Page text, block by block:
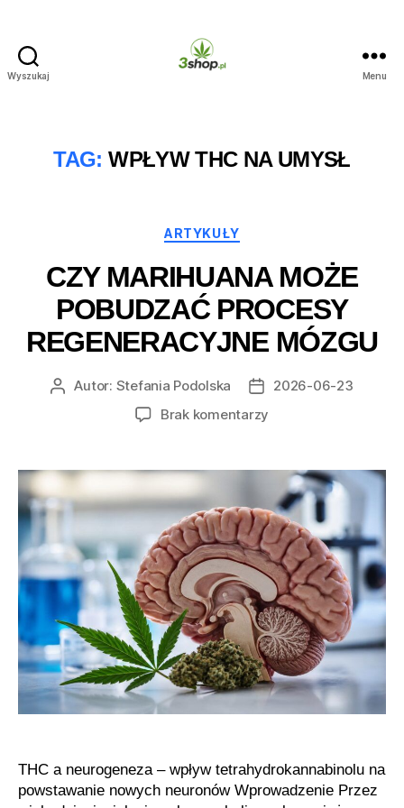
Wyszukaj Menu
TAG: WPŁYW THC NA UMYSŁ
Kategorie
ARTYKUŁY
CZY MARIHUANA MOŻE
POBUDZAĆ PROCESY
REGENERACYJNE MÓZGU
AutorAutor: Stefania Podolska
Data2026-06-23
Brak komentarzy
może
pobudzać
procesy
regeneracyjne
mózgu
THC a neurogeneza – wpływ tetrahydrokannabinolu na
powstawanie nowych neuronów Wprowadzenie Przez